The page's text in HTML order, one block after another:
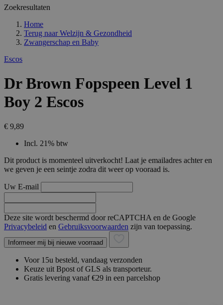
Zoekresultaten
Home
Terug naar Welzijn & Gezondheid
Zwangerschap en Baby
Escos
Dr Brown Fopspeen Level 1
Boy 2 Escos
€ 9,89
Incl. 21% btw
Dit product is momenteel uitverkocht! Laat je emailadres achter en
we geven je een seintje zodra dit weer op vooraad is.
Uw E-mail
Deze site wordt beschermd door reCAPTCHA en de Google
Privacybeleid en Gebruiksvoorwaarden zijn van toepassing.
Informeer mij bij nieuwe voorraad
Voor 15u besteld, vandaag verzonden
Keuze uit Bpost of GLS als transporteur.
Gratis levering vanaf €29 in een parcelshop